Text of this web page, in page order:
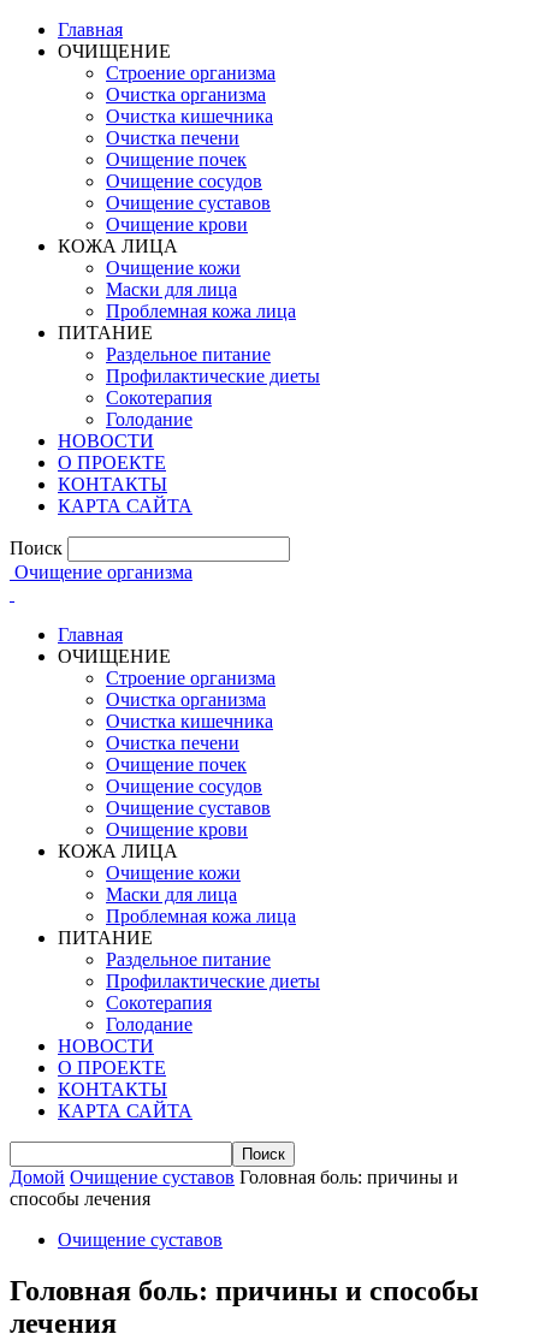
Главная
ОЧИЩЕНИЕ
Строение организма
Очистка организма
Очистка кишечника
Очистка печени
Очищение почек
Очищение сосудов
Очищение суставов
Очищение крови
КОЖА ЛИЦА
Очищение кожи
Маски для лица
Проблемная кожа лица
ПИТАНИЕ
Раздельное питание
Профилактические диеты
Сокотерапия
Голодание
НОВОСТИ
О ПРОЕКТЕ
КОНТАКТЫ
КАРТА САЙТА
Поиск
Очищение организма
Главная
ОЧИЩЕНИЕ
Строение организма
Очистка организма
Очистка кишечника
Очистка печени
Очищение почек
Очищение сосудов
Очищение суставов
Очищение крови
КОЖА ЛИЦА
Очищение кожи
Маски для лица
Проблемная кожа лица
ПИТАНИЕ
Раздельное питание
Профилактические диеты
Сокотерапия
Голодание
НОВОСТИ
О ПРОЕКТЕ
КОНТАКТЫ
КАРТА САЙТА
Домой Очищение суставов Головная боль: причины и
способы лечения
Очищение суставов
Головная боль: причины и способы
лечения